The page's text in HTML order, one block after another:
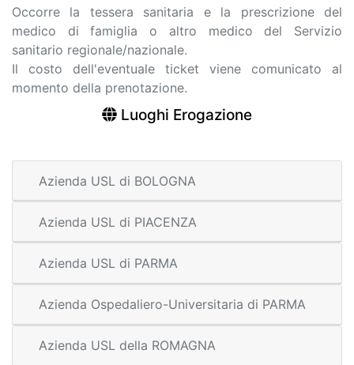
Occorre la tessera sanitaria e la prescrizione del
medico di famiglia o altro medico del Servizio
sanitario regionale/nazionale.
Il costo dell'eventuale ticket viene comunicato al
momento della prenotazione.
Luoghi Erogazione
Azienda USL di BOLOGNA
Azienda USL di PIACENZA
Azienda USL di PARMA
Azienda Ospedaliero-Universitaria di PARMA
Azienda USL della ROMAGNA